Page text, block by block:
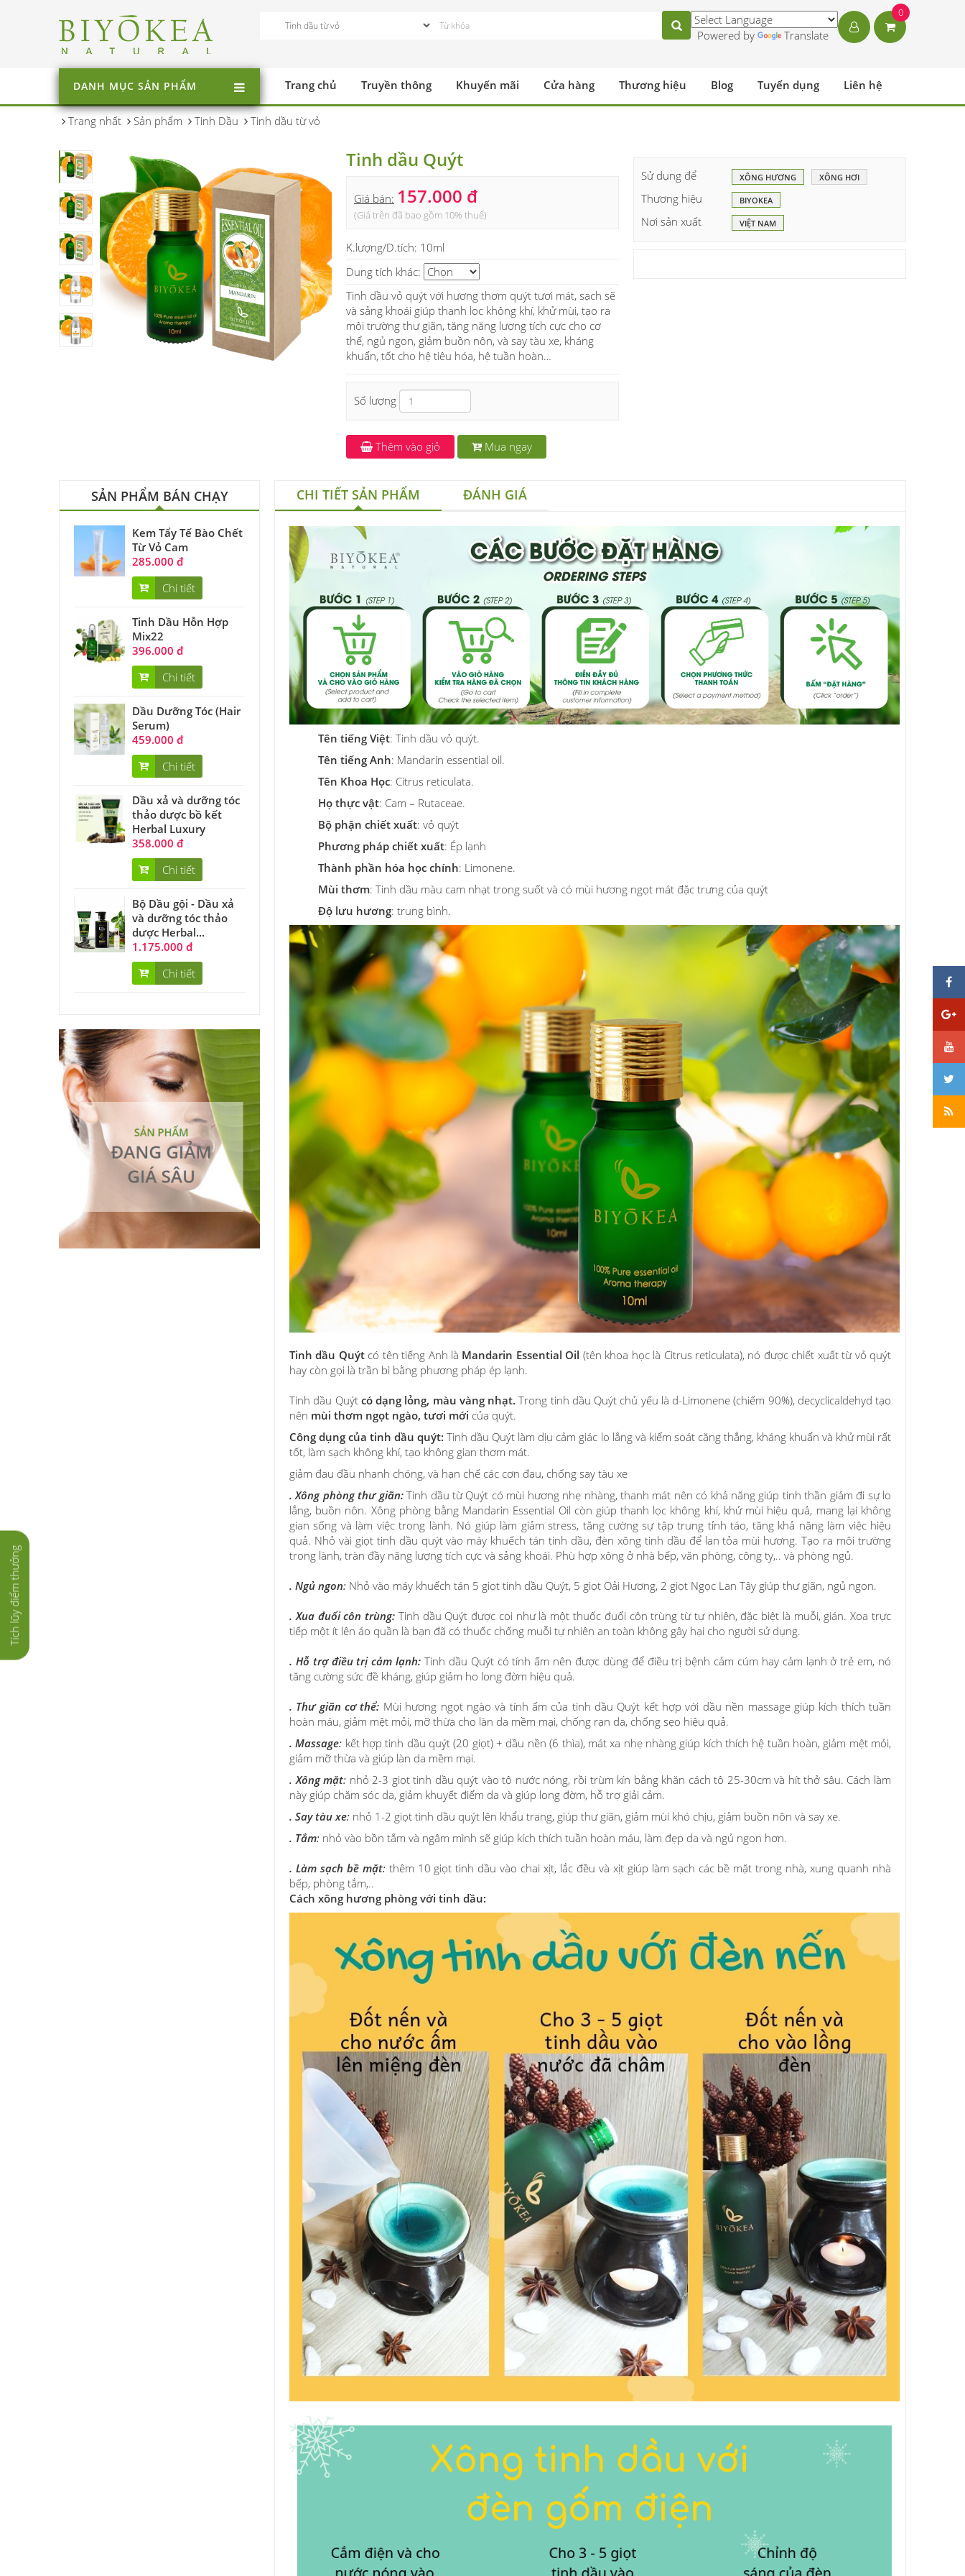
Powered by Translate
0
DANH MỤC SẢN PHẨM Trang chủ Truyền thông Khuyến mãi Cửa hàng Thương hiệu Blog Tuyển dụng Liên hệ
Trang nhất Sản phẩm Tinh Dầu Tinh dầu từ vỏ
Tinh dầu Quýt
Giá bán: 157.000 đ
(Giá trên đã bao gồm 10% thuế)
K.lượng/D.tích: 10ml
Dung tích khác:
Tinh dầu vỏ quýt với hương thơm quýt tươi mát, sạch sẽ
và sảng khoái giúp thanh lọc không khí, khử mùi, tạo ra
môi trường thư giãn, tăng năng lượng tích cực cho cơ
thể, ngủ ngon, giảm buồn nôn, và say tàu xe, kháng
khuẩn, tốt cho hệ tiêu hóa, hệ tuần hoàn…
Số lượng
Thêm vào giỏ Mua ngay
Sử dụng để XÔNG HƯƠNG XÔNG HƠI
Thương hiệu BIYOKEA
Nơi sản xuất VIỆT NAM
SẢN PHẨM BÁN CHẠY
Kem Tẩy Tế Bào Chết
Từ Vỏ Cam
285.000 đ
Chi tiết
Tinh Dầu Hỗn Hợp
Mix22
396.000 đ
Chi tiết
Dầu Dưỡng Tóc (Hair
Serum)
459.000 đ
Chi tiết
Dầu xả và dưỡng tóc
thảo dược bồ kết
Herbal Luxury
358.000 đ
Chi tiết
Bộ Dầu gội - Dầu xả
và dưỡng tóc thảo
dược Herbal...
1.175.000 đ
Chi tiết
CHI TIẾT SẢN PHẨM ĐÁNH GIÁ
Tên tiếng Việt: Tinh dầu vỏ quýt.
Tên tiếng Anh: Mandarin essential oil.
Tên Khoa Học: Citrus reticulata.
Họ thực vật: Cam – Rutaceae.
Bộ phận chiết xuất: vỏ quýt
Phương pháp chiết xuất: Ép lạnh
Thành phần hóa học chính: Limonene.
Mùi thơm: Tinh dầu màu cam nhạt trong suốt và có mùi hương ngọt mát đặc trưng của quýt
Độ lưu hương: trung bình.
Tinh dầu Quýtcó tên tiếng Anh là Mandarin Essential Oil (tên khoa học là Citrus reticulata), nó được chiết xuất từ vỏ quýt
hay còn gọi là trần bì bằng phương pháp ép lạnh.
Tinh dầu Quýtcó dạng lỏng, màu vàng nhạt. Trong tinh dầu Quýt chủ yếu là d-Limonene (chiếm 90%), decyclicaldehyd tạo
nên mùi thơm ngọt ngào, tươi mới của quýt.
Công dụng của tinh dầu quýt:Tinh dầu Quýt làm dịu cảm giác lo lắng và kiểm soát căng thẳng, kháng khuẩn và khử mùi rất
tốt, làm sạch không khí, tạo không gian thơm mát.
giảm đau đầu nhanh chóng, và hạn chế các cơn đau, chống say tàu xe
. Xông phòng thư giãn:Tinh dầu từ Quýt có mùi hương nhẹ nhàng, thanh mát nên có khả năng giúp tinh thần giảm đi sự lo
lắng, buồn nôn. Xông phòng bằng Mandarin Essential Oil còn giúp thanh lọc không khí, khử mùi hiệu quả, mang lại không
gian sống và làm việc trong lành. Nó giúp làm giảm stress, tăng cường sự tập trung tỉnh táo, tăng khả năng làm việc hiệu
quả. Nhỏ vài giọt tinh dầu quýt vào máy khuếch tán tinh dầu, đèn xông tinh dầu để lan tỏa mùi hương. Tạo ra môi trường
trong lành, tràn đầy năng lượng tích cực và sảng khoái. Phù hợp xông ở nhà bếp, văn phòng, công ty,.. và phòng ngủ.
. Ngủ ngon: Nhỏ vào máy khuếch tán 5 giọt tinh dầu Quýt, 5 giọt Oải Hương, 2 giọt Ngọc Lan Tây giúp thư giãn, ngủ ngon.
. Xua đuổi côn trùng: Tinh dầu Quýt được coi như là một thuốc đuổi côn trùng từ tự nhiên, đặc biệt là muỗi, gián. Xoa trực
tiếp một ít lên áo quần là bạn đã có thuốc chống muỗi tự nhiên an toàn không gây hại cho người sử dụng.
. Hỗ trợ điều trị cảm lạnh:Tinh dầu Quýt có tính ấm nên được dùng để điều trị bệnh cảm cúm hay cảm lạnh ở trẻ em, nó
tăng cường sức đề kháng, giúp giảm ho long đờm hiệu quả.
. Thư giãn cơ thể: Mùi hương ngọt ngào và tính ấm của tinh dầu Quýt kết hợp với dầu nền massage giúp kích thích tuần
hoàn máu, giảm mệt mỏi, mỡ thừa cho làn da mềm mại, chống rạn da, chống sẹo hiệu quả.
. Massage: kết hợp tinh dầu quýt (20 giọt) + dầu nền (6 thìa), mát xa nhẹ nhàng giúp kích thích hệ tuần hoàn, giảm mệt mỏi,
giảm mỡ thừa và giúp làn da mềm mại.
.Xông mặt: nhỏ 2-3 giọt tinh dầu quýt vào tô nước nóng, rồi trùm kín bằng khăn cách tô 25-30cm và hít thở sâu. Cách làm
này giúp chăm sóc da, giảm khuyết điểm da và giúp long đờm, hỗ trợ giải cảm.
. Say tàu xe: nhỏ 1-2 giọt tinh dầu quýt lên khẩu trang, giúp thư giãn, giảm mùi khó chịu, giảm buồn nôn và say xe.
. Tắm: nhỏ vào bồn tắm và ngâm mình sẽ giúp kích thích tuần hoàn máu, làm đẹp da và ngủ ngon hơn.
. Làm sạch bề mặt:thêm 10 giọt tinh dầu vào chai xịt, lắc đều và xịt giúp làm sạch các bề mặt trong nhà, xung quanh nhà
bếp, phòng tắm,..
Cách xông hương phòng với tinh dầu:
Tích lũy điểm thưởng